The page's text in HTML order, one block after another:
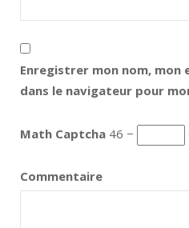
Enregistrer mon nom, mon
dans le navigateur pour
Math Captcha 46 −
Commentaire